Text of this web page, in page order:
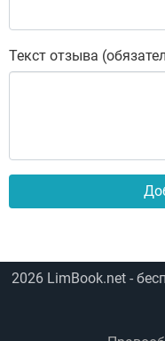
Текст отзыва
2026 LimBook.net -